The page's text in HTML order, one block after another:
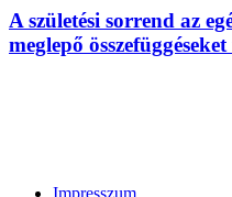
A születési sorrend az
meglepő
Impresszum